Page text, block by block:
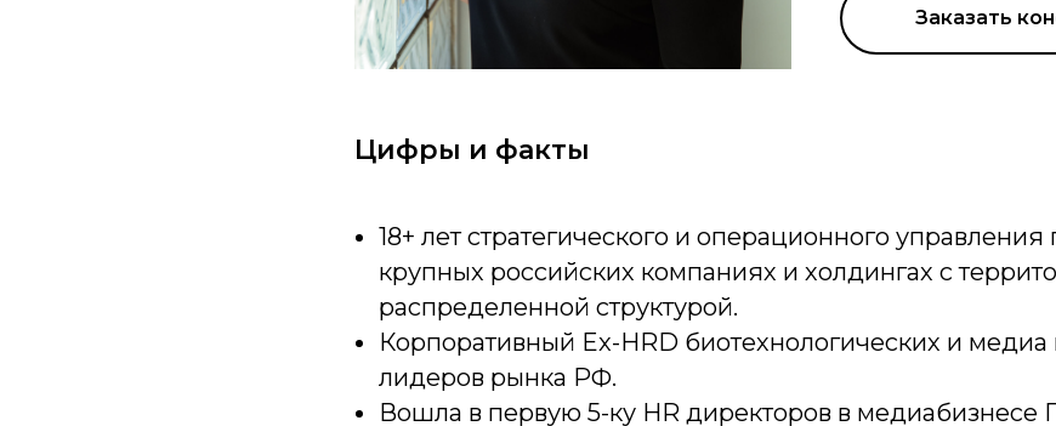
Заказать
Цифры и факты
18+ лет стратегического и операционного
крупных российских компаниях и холдингах с
распределенной структурой.
Корпоративный Ex-HRD биотехнологических и
лидеров рынка РФ.
Вошла в первую 5-ку HR директоров в